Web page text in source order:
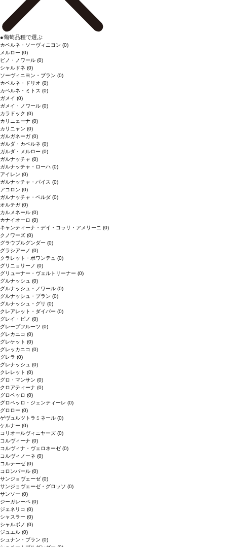
●葡萄品種で選ぶ
カベルネ・ソーヴィニヨン (0)
メルロー (0)
ピノ・ノワール (0)
シャルドネ (0)
ソーヴィニヨン・ブラン (0)
カベルネ・ドリオ (0)
カベルネ・ミトス (0)
ガメイ (0)
ガメイ・ノワール (0)
カラドック (0)
カリニェーナ (0)
カリニャン (0)
ガルガネーガ (0)
ガルダ・カベルネ (0)
ガルダ・メルロー (0)
ガルナッチャ (0)
ガルナッチャ・ローハ (0)
アイレン (0)
ガルナッチャ・パイス (0)
アコロン (0)
ガルナッチャ・ペルダ (0)
オルテガ (0)
カルメネール (0)
カナイオーロ (0)
キャンティーナ・デイ・コッリ・アメリーニ (0)
クノワーズ (0)
グラウブルグンダー (0)
グラシアーノ (0)
クラレット・ボワンテュ (0)
グリニョリーノ (0)
グリューナー・ヴェルトリーナー (0)
グルナッシュ (0)
グルナッシュ・ノワール (0)
グルナッシュ・ブラン (0)
グルナッシュ・グリ (0)
クレアレット・ダイバー (0)
グレイ・ピノ (0)
グレープフルーツ (0)
グレカニコ (0)
グレケット (0)
グレッカニコ (0)
グレラ (0)
グレナッシュ (0)
クレレット (0)
グロ・マンサン (0)
クロアティーナ (0)
グロペッロ (0)
グロペッロ・ジェンティーレ (0)
グロロー (0)
ゲヴュルツトラミネール (0)
ケルナー (0)
コリオールヴィニヤーズ (0)
コルヴィーナ (0)
コルヴィナ・ヴェロネーゼ (0)
コルヴィノーネ (0)
コルテーゼ (0)
コロンバール (0)
サンジョヴェーゼ (0)
サンジョヴェーゼ・グロッソ (0)
サンソー (0)
ジーガレーベ (0)
ジェネリコ (0)
シャスラー (0)
シャルボノ (0)
ジュエル (0)
シュナン・ブラン (0)